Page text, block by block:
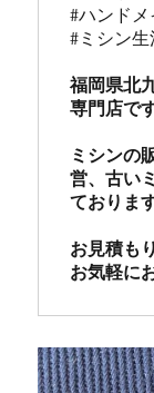
#ハンドメ
#ミシン生
福岡県北
専門店で
ミシンの
営、古い
ておりま
お見積も
お気軽に